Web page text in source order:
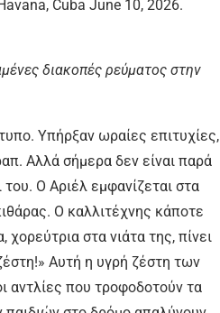
Cuba June 10, 2026.
διακοπές ρεύματος στην
Υπήρξαν ωραίες επιτυχίες,
Αλλά σήμερα δεν είναι παρά
Ο Αριέλ εμφανίζεται στα
Ο καλλιτέχνης κάποτε
στα νιάτα της, πίνει
Αυτή η υγρή ζέστη των
αντλίες που τροφοδοτούν τα